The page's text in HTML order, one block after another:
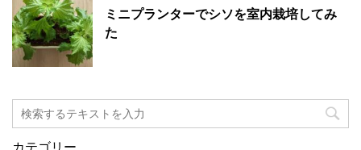
ミニプランターでシソを室内栽培してみ
た
カテゴリー